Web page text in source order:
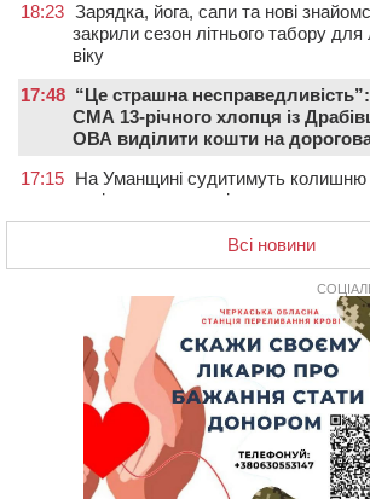
18:23 Зарядка, йога, сапи та нові
закрили сезон літнього табору
віку
17:48 “Це страшна
СМА 13-річного хлопця із
ОВА виділити кошти на
17:15 На Уманщині судитимуть колишню
освіти через закупівлю електрики
ціною
До 1 вересня у Черкасах
розмітку біля навчальних
На честь загиблого захисника і
Черкасах відкрили спортивно-
На Звенигородщині, попри
проведуть “Ше.Fest”
У Каневі аномальна спека
Всі новини